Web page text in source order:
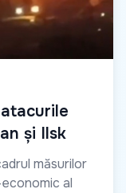
și Ilsk
măsurilor
al